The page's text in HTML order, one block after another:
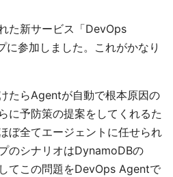
た新サービス「DevOps
参加しました。これがかなり
たらAgentが自動で根本原因の
に予防策の提案をしてくれるた
ぼ全てエージェントに任せられ
のシナリオはDynamoDBの
てこの問題をDevOps Agentで